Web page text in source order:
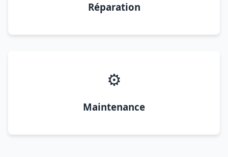
Réparation
⚙️
Maintenance